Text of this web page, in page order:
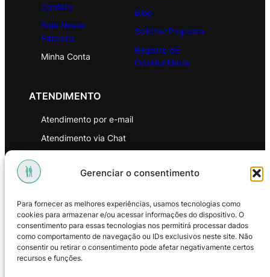
Gerenciar o consentimento
Para fornecer as melhores experiências, usamos tecnologias como
cookies para armazenar e/ou acessar informações do dispositivo. O
consentimento para essas tecnologias nos permitirá processar dados
como comportamento de navegação ou IDs exclusivos neste site. Não
consentir ou retirar o consentimento pode afetar negativamente certos
recursos e funções.
Contato
Seja Nosso
Parceiro
Minha Conta
Blog
Solicitar Proposta
Registro de
Oportunidade
ATENDIMENTO
Atendimento por e-mail
Atendimento via Chat
Política de Privacidade
Política de Troca e Devoluções
Política de Reembolso